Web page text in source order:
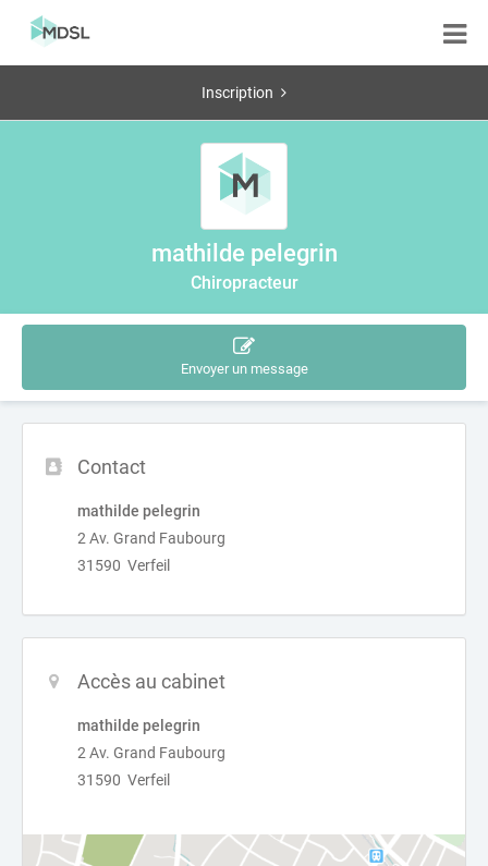
Inscription
mathilde pelegrin
Chiropracteur
Envoyer un message
Contact
mathilde pelegrin
2 Av. Grand Faubourg
31590 Verfeil
Accès au cabinet
mathilde pelegrin
2 Av. Grand Faubourg
31590 Verfeil